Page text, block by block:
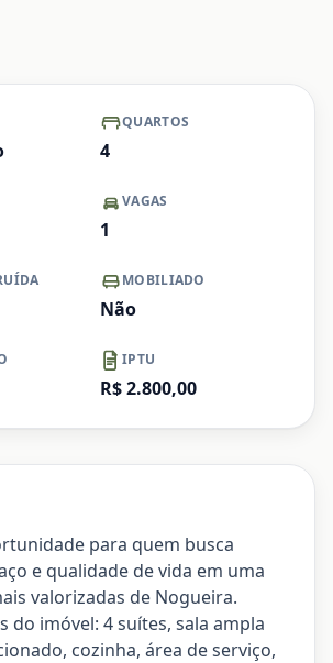
QUARTOS
4
VAGAS
1
MOBILIADO
Não
IPTU
R$ 2.800,00
para quem busca
e qualidade de vida em uma
valorizadas de Nogueira.
do imóvel: 4 suítes, sala ampla
cozinha, área de serviço,